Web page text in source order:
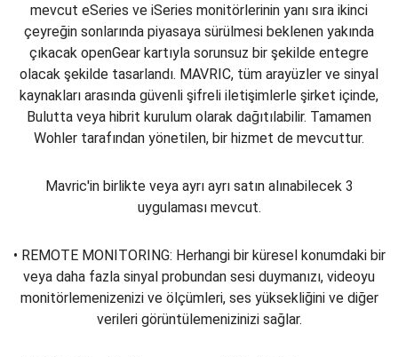
mevcut eSeries ve iSeries monitörlerinin yanı sıra ikinci
çeyreğin sonlarında piyasaya sürülmesi beklenen yakında
çıkacak openGear kartıyla sorunsuz bir şekilde entegre
olacak şekilde tasarlandı. MAVRIC, tüm arayüzler ve sinyal
kaynakları arasında güvenli şifreli iletişimlerle şirket içinde,
Bulutta veya hibrit kurulum olarak dağıtılabilir. Tamamen
Wohler tarafından yönetilen, bir hizmet de mevcuttur.
Mavric'in birlikte veya ayrı ayrı satın alınabilecek 3
uygulaması mevcut.
• REMOTE MONITORING: Herhangi bir küresel konumdaki bir
veya daha fazla sinyal probundan sesi duymanızı, videoyu
monitörlemenizenizi ve ölçümleri, ses yüksekliğini ve diğer
verileri görüntülemenizinizi sağlar.